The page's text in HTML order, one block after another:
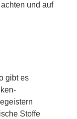
und auf
gibt es
Stoffe